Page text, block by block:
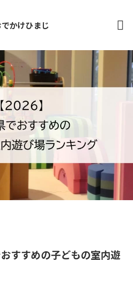
かけひまじ
すすめの子どもの室内遊